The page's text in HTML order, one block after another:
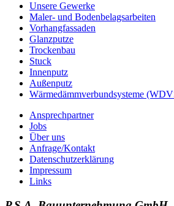
Unsere Gewerke
Maler- und Bodenbelagsarbeiten
Vorhangfassaden
Glanzputze
Trockenbau
Stuck
Innenputz
Außenputz
Wärmedämmverbundsysteme
Ansprechpartner
Jobs
Über uns
Anfrage/Kontakt
Datenschutzerklärung
Impressum
Links